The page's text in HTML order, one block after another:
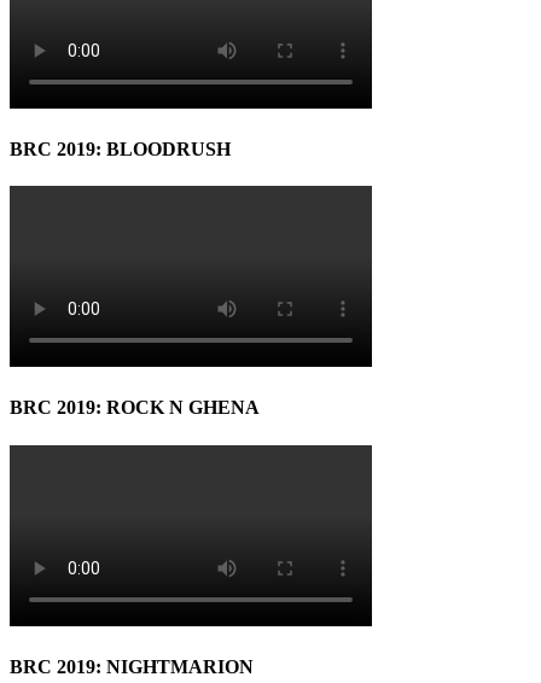
BRC 2019: BLOODRUSH
BRC 2019: ROCK N GHENA
BRC 2019: NIGHTMARION